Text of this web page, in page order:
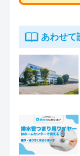
あわせて